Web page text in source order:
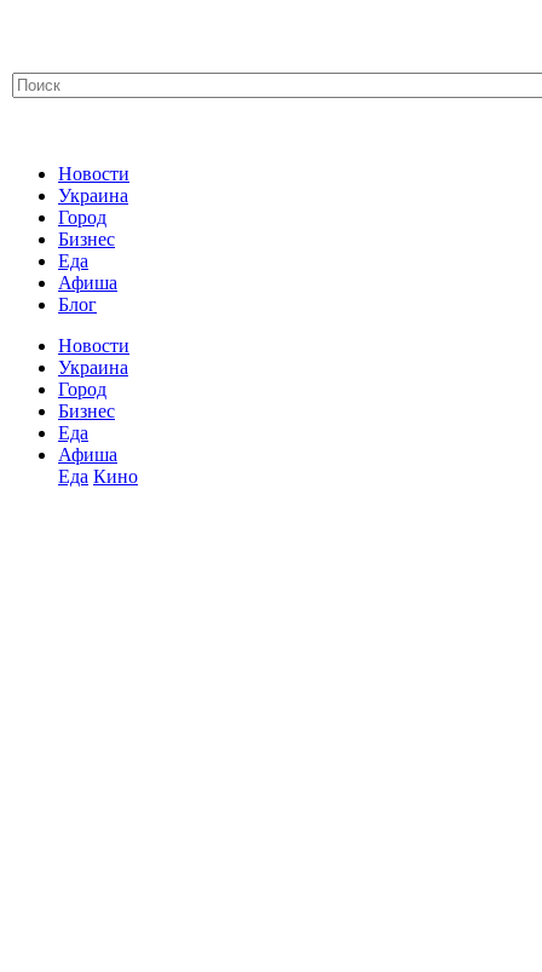
Новости
Украина
Город
Бизнес
Еда
Афиша
Блог
Новости
Украина
Город
Бизнес
Еда
Афиша
Еда Кино